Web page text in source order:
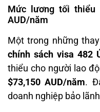
Mức lương tối thiểu
AUD/năm
Một trong những
chính sách visa 482
thiểu cho người lao
$73,150 AUD/năm.
doanh nghiệp bảo